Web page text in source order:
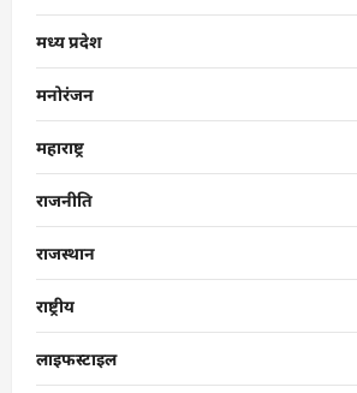
मध्य प्रदेश
मनोरंजन
महाराष्ट्र
राजनीति
राजस्थान
राष्ट्रीय
लाइफस्टाइल